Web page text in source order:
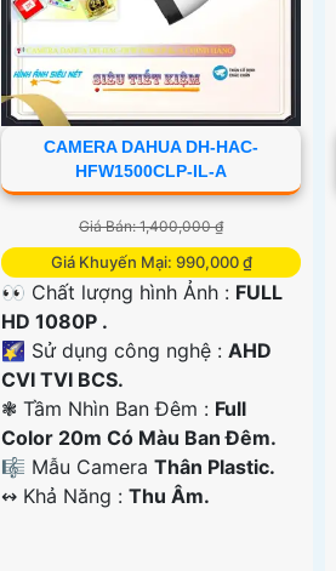
CAMERA DAHUA DH-HAC-
HFW1500CLP-IL-A
Giá Bán: 1,400,000 ₫
Giá Khuyến Mại: 990,000 ₫
👀 Chất lượng hình Ảnh : FULL
HD 1080P .
🌠 Sử dụng công nghệ :AHD
CVI TVI BCS.
❃ Tầm Nhìn Ban Đêm : Full
Color 20m Có Màu Ban Đêm.
🎼️ Mẫu CameraThân Plastic.
️↭ Khả Năng :Thu Âm.